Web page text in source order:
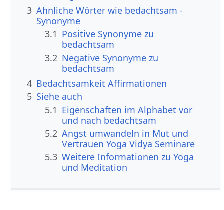
3 Ähnliche Wörter wie bedachtsam -
Synonyme
3.1 Positive Synonyme zu
bedachtsam
3.2 Negative Synonyme zu
bedachtsam
4 Bedachtsamkeit Affirmationen
5 Siehe auch
5.1 Eigenschaften im Alphabet vor
und nach bedachtsam
5.2 Angst umwandeln in Mut und
Vertrauen Yoga Vidya Seminare
5.3 Weitere Informationen zu Yoga
und Meditation